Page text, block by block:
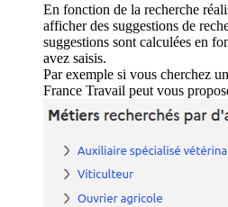
En fonction de la recherche
afficher des suggestions de
suggestions sont calculées en
avez saisis.
Par exemple si vous cherchez
France Travail peut vous